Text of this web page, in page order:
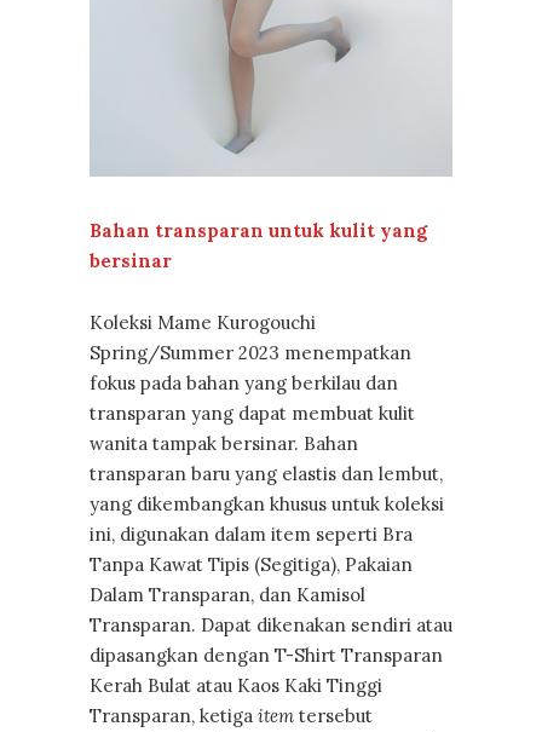
Bahan transparan untuk kulit yang
bersinar
Koleksi Mame Kurogouchi
Spring/Summer 2023 menempatkan
fokus pada bahan yang berkilau dan
transparan yang dapat membuat kulit
wanita tampak bersinar. Bahan
transparan baru yang elastis dan lembut,
yang dikembangkan khusus untuk koleksi
ini, digunakan dalam item seperti Bra
Tanpa Kawat Tipis (Segitiga), Pakaian
Dalam Transparan, dan Kamisol
Transparan. Dapat dikenakan sendiri atau
dipasangkan dengan T-Shirt Transparan
Kerah Bulat atau Kaos Kaki Tinggi
Transparan, ketiga item tersebut